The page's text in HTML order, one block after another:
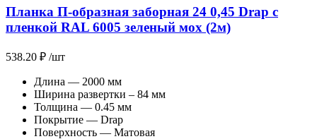
Планка П-образная заборная 24 0,45 Drap с
пленкой RAL 6005 зеленый мох (2м)
538.20 ₽ /шт
Длина — 2000 мм
Ширина развертки – 84 мм
Толщина — 0.45 мм
Покрытие — Drap
Поверхность — Матовая